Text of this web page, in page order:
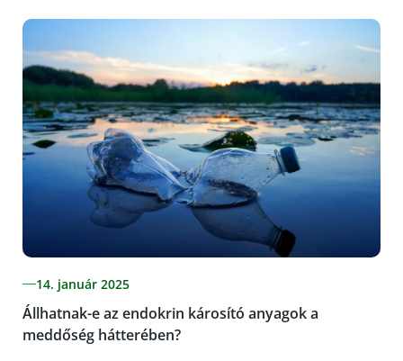
14. január 2025
Állhatnak-e az endokrin károsító anyagok a
meddőség hátterében?